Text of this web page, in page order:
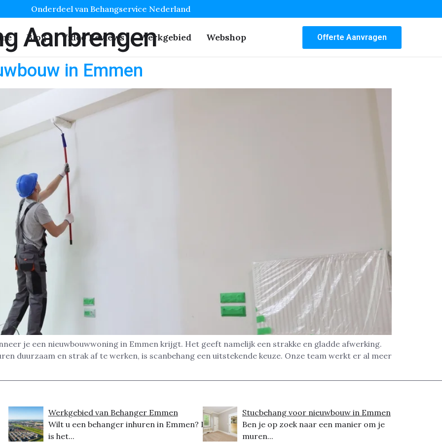
Onderdeel van Behangservice Nederland
Blog Video Reviews Werkgebied Webshop Offerte Aanvragen
Aanbrengen
in Emmen
je een nieuwbouwwoning in Emmen krijgt. Het geeft namelijk een strakke en gladde afwerking.
duurzaam en strak af te werken, is scanbehang een uitstekende keuze. Onze team werkt er al meer
Werkgebied van Behanger Emmen
Wilt u een behanger inhuren in Emmen? Dit
is het...
Stucbehang voor nieuwbouw in Emmen
Ben je op zoek naar een manier om je
muren...